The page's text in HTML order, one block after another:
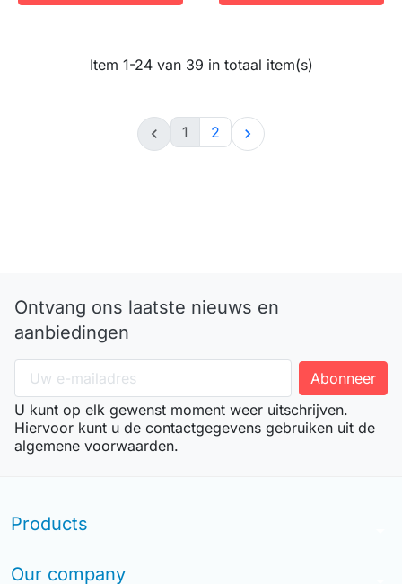
Item 1-24 van 39 in totaal item(s)
 1 2 
Ontvang ons laatste nieuws en
aanbiedingen
U kunt op elk gewenst moment weer uitschrijven.
Hiervoor kunt u de contactgegevens gebruiken uit de
algemene voorwaarden.
Products
Our company